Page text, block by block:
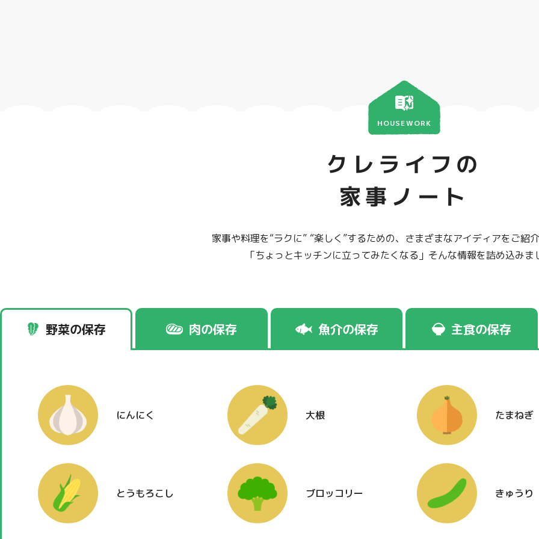
HOUSEWORK
クレライフの
家事ノート
家事や料理を“ラクに” “楽しく”するための、さまざまなアイディアをご紹介
「ちょっとキッチンに立ってみたくなる」そんな情報を詰め込みま
野菜の保存 肉の保存 魚介の保存 主食の保存
にんにく 大根 たまねぎ
とうもろこし ブロッコリー きゅうり